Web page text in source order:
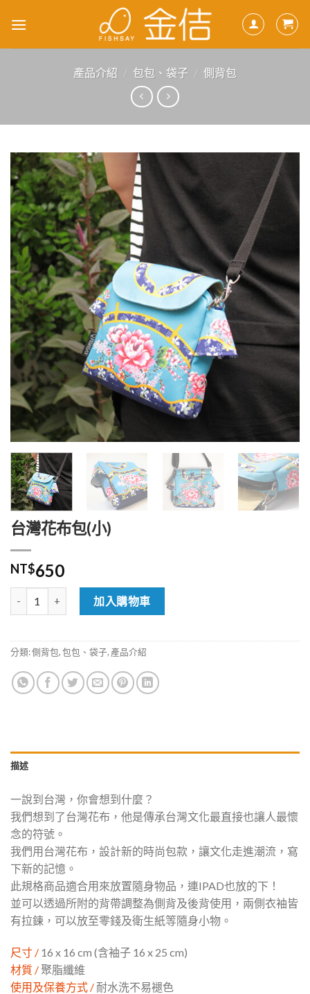
產品介紹 / 包包、袋子 / 側背包
台灣花布包(小)
NT$650
台灣花布包(小) 數量加入購物車
分類:側背包,包包、袋子, 產品介紹
描述
一說到台灣，你會想到什麼？
我們想到了台灣花布，他是傳承台灣文化最直接也讓人最懷
念的符號。
我們用台灣花布，設計新的時尚包款，讓文化走進潮流，寫
下新的記憶。
此規格商品適合用來放置隨身物品，連IPAD也放的下！
並可以透過所附的背帶調整為側背及後背使用，兩側衣袖皆
有拉鍊，可以放至零錢及衛生紙等隨身小物。
尺寸 / 16 x 16 cm (含袖子 16 x 25 cm)
材質 /聚脂纖維
使用及保養方式 /耐水洗不易褪色